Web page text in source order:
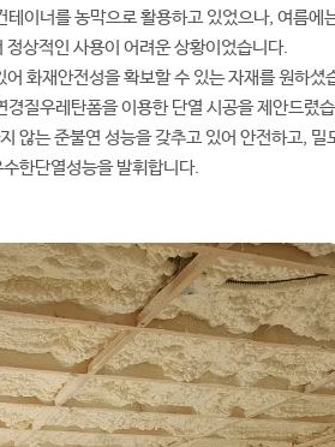
테이너를 농막으로 활용하고 있었으나, 여름에
정상적인 사용이 어려운 상황이었습니다.
화재안전성을 확보할 수 있는 자재를 원하셨
경질우레탄폼을 이용한 단열 시공을 제안드렸습
않는 준불연 성능을 갖추고 있어 안전하고, 밀
한단열성능을 발휘합니다.